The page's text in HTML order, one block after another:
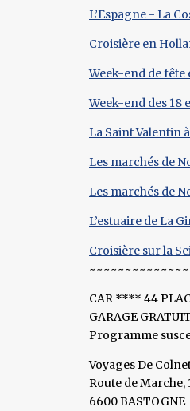
L’Espagne - La
Croisière en
Week-end de fête
Week-end des 18
La Saint Valentin
Les marchés de
Les marchés de
L’estuaire de La
Croisière sur la
CAR **** 44
GARAGE
Programme
Voyages De
Route de Marche,
6600 BASTOGNE